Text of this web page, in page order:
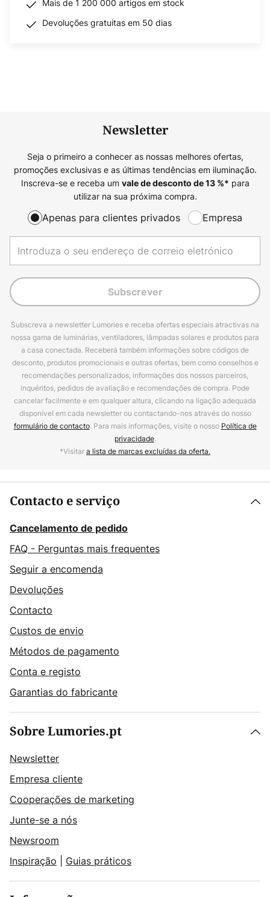
Mais de 1 200 000 artigos em stock
Devoluções gratuitas em 50 dias
Newsletter
Seja o primeiro a conhecer as nossas melhores ofertas,
promoções exclusivas e as últimas tendências em iluminação.
Inscreva-se e receba um vale de desconto de13%* para
utilizar na sua próxima compra.
Apenas para clientes privados Empresa
Subscrever
Subscreva a newsletter Lumories e receba ofertas especiais atractivas na
nossa gama de luminárias, ventiladores, lâmpadas solares e produtos para
a casa conectada. Receberá também informações sobre códigos de
desconto, produtos promocionais e outras ofertas, bem como conselhos e
recomendações personalizados, informações dos nossos parceiros,
inquéritos, pedidos de avaliação e recomendações de compra. Pode
cancelar facilmente e em qualquer altura, clicando na ligação adequada
disponível em cada newsletter ou contactando-nos através do nosso
formulário de contacto. Para mais informações, visite o nosso Política de
privacidade.
*Visitara lista de marcas excluídas da oferta.
Contacto e serviço
Cancelamento de pedido
FAQ - Perguntas mais frequentes
Seguir a encomenda
Devoluções
Contacto
Custos de envio
Métodos de pagamento
Conta e registo
Garantias do fabricante
Sobre Lumories.pt
Newsletter
Empresa cliente
Cooperações de marketing
Junte-se a nós
Newsroom
Inspiração
Guias práticos